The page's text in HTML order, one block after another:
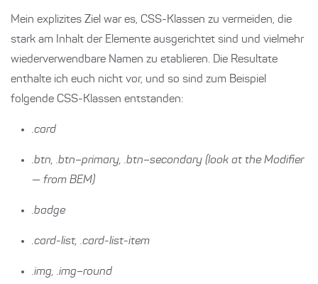
Mein explizites Ziel war es, CSS-Klassen zu vermeiden, die
stark am Inhalt der Elemente ausgerichtet sind und vielmehr
wiederverwendbare Namen zu etablieren. Die Resultate
enthalte ich euch nicht vor, und so sind zum Beispiel
folgende CSS-Klassen entstanden:
.card
.btn, .btn–primary, .btn–secondary (look at the Modifier
— from BEM)
.badge
.card-list, .card-list-item
.img, .img–round